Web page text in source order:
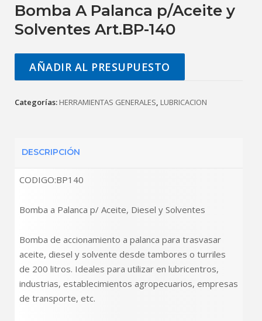
Bomba A Palanca p/Aceite y
Solventes Art.BP-140
AÑADIR AL PRESUPUESTO
Categorías: HERRAMIENTAS GENERALES LUBRICACION
DESCRIPCIÓN
CODIGO:BP140
Bomba a Palanca p/ Aceite, Diesel y Solventes
Bomba de accionamiento a palanca para trasvasar
aceite, diesel y solvente desde tambores o turriles
de 200 litros. Ideales para utilizar en lubricentros,
industrias, establecimientos agropecuarios, empresas
de transporte, etc.